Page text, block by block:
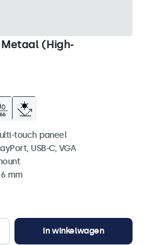
Metaal (High-
touch paneel
USB-C, VGA
mm
In winkelwagen